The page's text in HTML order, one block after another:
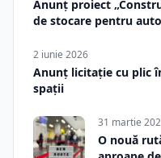
Anunț proiect
de stocare pentru
2 iunie 2026
Anunț licitație cu plic
spații
31 martie
O nouă